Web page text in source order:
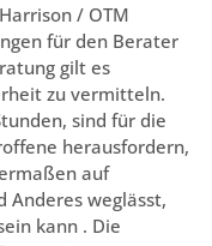
/ OTM
für den Berater
gilt es
zu vermitteln.
sind für die
herausfordern,
auf
Anderes weglässt,
kann . Die